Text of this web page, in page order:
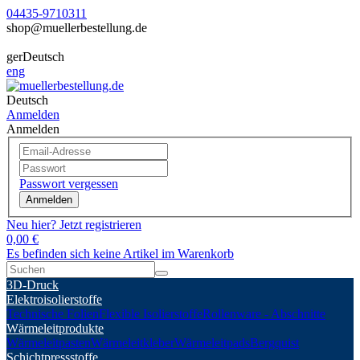
04435-9710311
shop@muellerbestellung.de
gerDeutsch
eng
Deutsch
Anmelden
Anmelden
Passwort vergessen
Anmelden
Neu hier? Jetzt registrieren
0,00 €
Es befinden sich keine Artikel im Warenkorb
3D-Druck
Elektroisolierstoffe
Technische FolienFlexible IsolierstoffeRollenware - Abschnitte
Wärmeleitprodukte
WärmeleitpastenWärmeleitkleberWärmeleitpadsBergquist
Schichtpressstoffe